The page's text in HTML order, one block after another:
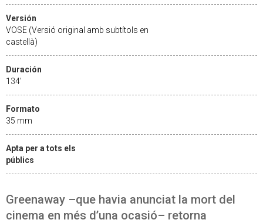
Versión
VOSE (Versió original amb subtítols en
castellà)
Duración
134'
Formato
35 mm
Apta per a tots els
públics
Greenaway –que havia anunciat la mort del
cinema en més d’una ocasió– retorna